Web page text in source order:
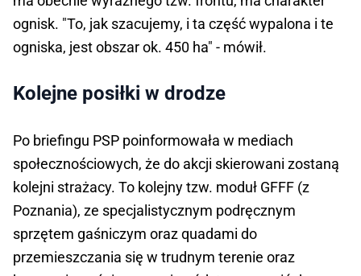
ognisk. "To, jak szacujemy, i ta część wypalona i te
ogniska, jest obszar ok. 450 ha" - mówił.
Kolejne posiłki w drodze
Po briefingu PSP poinformowała w mediach
społecznościowych, że do akcji skierowani zostaną
kolejni strażacy. To kolejny tzw. moduł GFFF (z
Poznania), ze specjalistycznym podręcznym
sprzętem gaśniczym oraz quadami do
przemieszczania się w trudnym terenie oraz